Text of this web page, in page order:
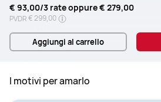
€ 93,00/3 rate oppure€ 279,00
PVDR€ 299,00
Aggiungi al carrello
I motivi per amarlo